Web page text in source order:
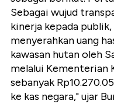
Sebagai wujud
kinerja kepada
menyerahkan uang
kawasan hutan oleh
melalui Kementerian
sebanyak
ke kas negara," ujar